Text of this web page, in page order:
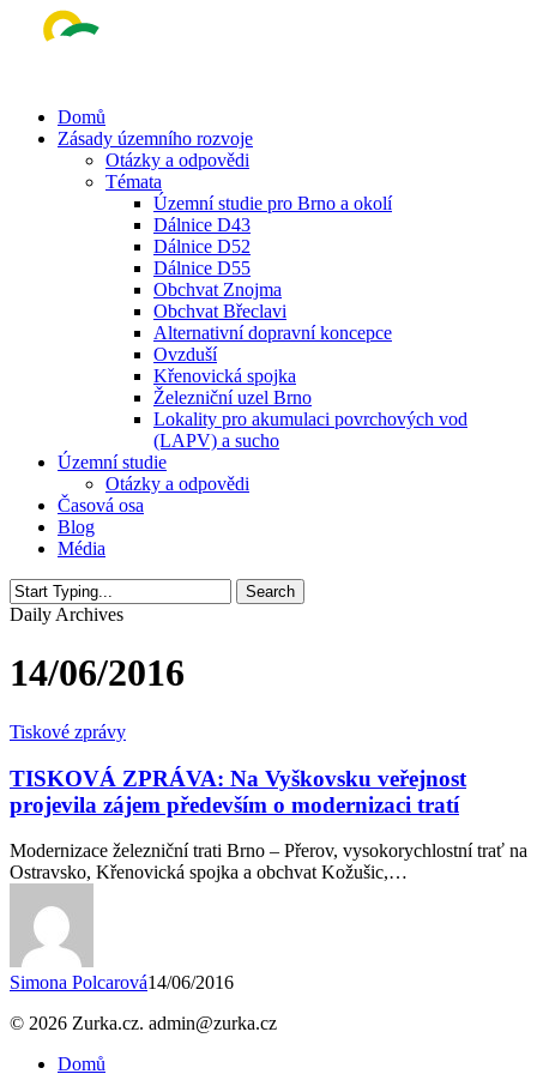
Menu
Domů
Zásady územního rozvoje
Otázky a odpovědi
Témata
Územní studie pro Brno a okolí
Dálnice D43
Dálnice D52
Dálnice D55
Obchvat Znojma
Obchvat Břeclavi
Alternativní dopravní koncepce
Ovzduší
Křenovická spojka
Železniční uzel Brno
Lokality pro akumulaci povrchových vod
(LAPV) a sucho
Územní studie
Otázky a odpovědi
Časová osa
Blog
Média
Search
Close
Daily Archives
14/06/2016
TISKOVÁ
Na
Vyškovsku
veřejnost
zájem
především
modernizaci
tratí
Tiskové zprávy
TISKOVÁ ZPRÁVA: Na Vyškovsku veřejnost
projevila zájem především o modernizaci tratí
Modernizace železniční trati Brno – Přerov, vysokorychlostní trať na
Ostravsko, Křenovická spojka a obchvat Kožušic,…
Simona Polcarová14/06/2016
© 2026 Zurka.cz. admin@zurka.cz
Close
Domů